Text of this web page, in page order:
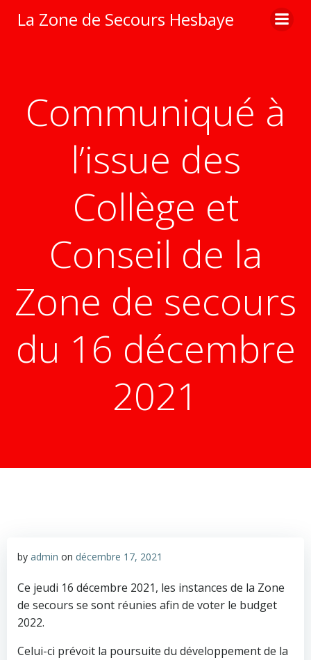
au
La Zone de Secours Hesbaye
Communiqué à
l’issue des
Collège et
Conseil de la
Zone de secours
du 16 décembre
2021
by admin on décembre 17, 2021
Ce jeudi 16 décembre 2021, les instances de la Zone
de secours se sont réunies afin de voter le budget
2022.
Celui-ci prévoit la poursuite du développement de la